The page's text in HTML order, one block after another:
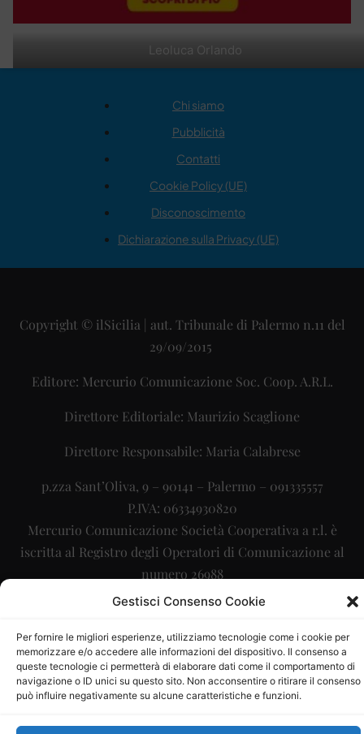
Gestisci Consenso Cookie
Per fornire le migliori esperienze, utilizziamo tecnologie come i cookie per
memorizzare e/o accedere alle informazioni del dispositivo. Il consenso a
queste tecnologie ci permetterà di elaborare dati come il comportamento di
navigazione o ID unici su questo sito. Non acconsentire o ritirare il consenso
può influire negativamente su alcune caratteristiche e funzioni.
Leoluca Orlando
Chi siamo
Pubblicità
Contatti
Cookie Policy (UE)
Disconoscimento
Dichiarazione sulla Privacy (UE)
Copyright © ilSicilia | aut. Tribunale di Palermo n.11 del
29/09/2015
Editore: Mercurio Comunicazione Soc. Coop. A.R.L.
Direttore Editoriale: Maurizio Scaglione
Direttore Responsabile: Maria Calabrese
p.zza Sant’Oliva, 9 – 90141 – Palermo – 091335557
P.IVA: 06334930820
Mercurio Comunicazione Società Cooperativa a r.l. è
iscritta al Registro degli Operatori di Comunicazione al
numero 26988
Sito gestito daLa Digitale srl– info@ladigitale.it